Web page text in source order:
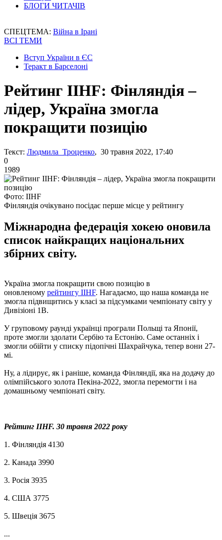
БЛОГИ ЧИТАЧІВ
СПЕЦТЕМА: Війна в Ірані
ВСІ ТЕМИ
Вступ України в ЄС
Теракт в Барселоні
Рейтинг IIHF: Фінляндія –
лідер, Україна змогла
покращити позицію
Текст: Людмила Троценко, 30 травня 2022, 17:40
0
1989
Фото: IIHF
Фінляндія очікувано посідає перше місце у рейтингу
Міжнародна федерація хокею оновила
список найкращих національних
збірних світу.
Україна змогла покращити свою позицію в
оновленому рейтингу IIHF. Нагадаємо, що наша команда не
змогла підвищитись у класі за підсумками чемпіонату світу у
Дивізіоні 1В.
У груповому раунді українці програли Польщі та Японії,
проте змогли здолати Сербію та Естонію. Саме останніх і
змогли обійти у списку підопічні Шахрайчука, тепер вони 27-
мі.
Ну, а лідирує, як і раніше, команда Фінляндії, яка на додачу до
олімпійського золота Пекіна-2022, змогла перемогти і на
домашньому чемпіонаті світу.
Рейтинг IIHF. 30 травня 2022 року
1. Фінляндія 4130
2. Канада 3990
3. Росія 3935
4. США 3775
5. Швеція 3675
...